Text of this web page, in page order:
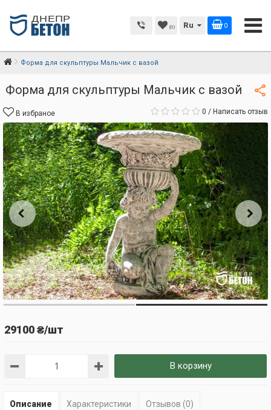
(0) Ru 0
Форма для скульптуры Мальчик с вазой
Форма для скульптуры Мальчик с вазой
В избраное 0 / Написать отзыв
29100 ₴/шт
В корзину
Описание Характеристики Отзывов (0)